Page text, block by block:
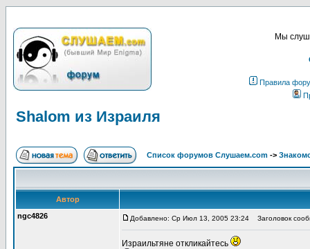
Мы
Правила
Shalom из Израиля
Список форумов Слушаем.com ->
Автор
ngc4826
Добавлено: Ср Июл 13, 2005 23:24 Заголовок
Израильтяне откликайтесь